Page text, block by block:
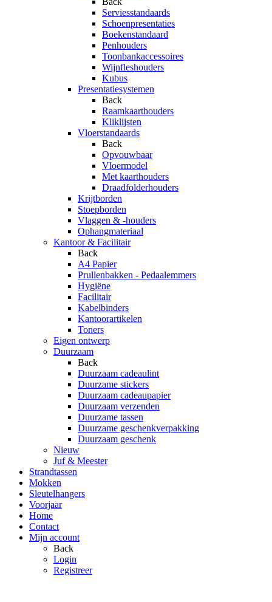
Serviesstandaards
Schoenpresentaties
Boekenstandaard
Penhouders
Toonbankaccessoires
Wijnfleshouders
Kubus
Presentatiesystemen
Back
Raamkaarthouders
Kliklijsten
Vloerstandaards
Back
Opvouwbaar
Vloermodel
Met kaarthouders
Draadfolderhouders
Krijtborden
Stoepborden
Vlaggen & -houders
Ophangmateriaal
Kantoor & Facilitair
Back
A4 Papier
Prullenbakken - Pedaalemmers
Hygiëne
Facilitair
Kabelbinders
Kantoorartikelen
Toners
Eigen ontwerp
Duurzaam
Back
Duurzaam cadeaulint
Duurzame stickers
Duurzaam cadeaupapier
Duurzaam verzenden
Duurzame tassen
Duurzame geschenkverpakking
Duurzaam geschenk
Nieuw
Juf & Meester
Strandtassen
Mokken
Sleutelhangers
Voorjaar
Home
Contact
Mijn account
Back
Login
Registreer